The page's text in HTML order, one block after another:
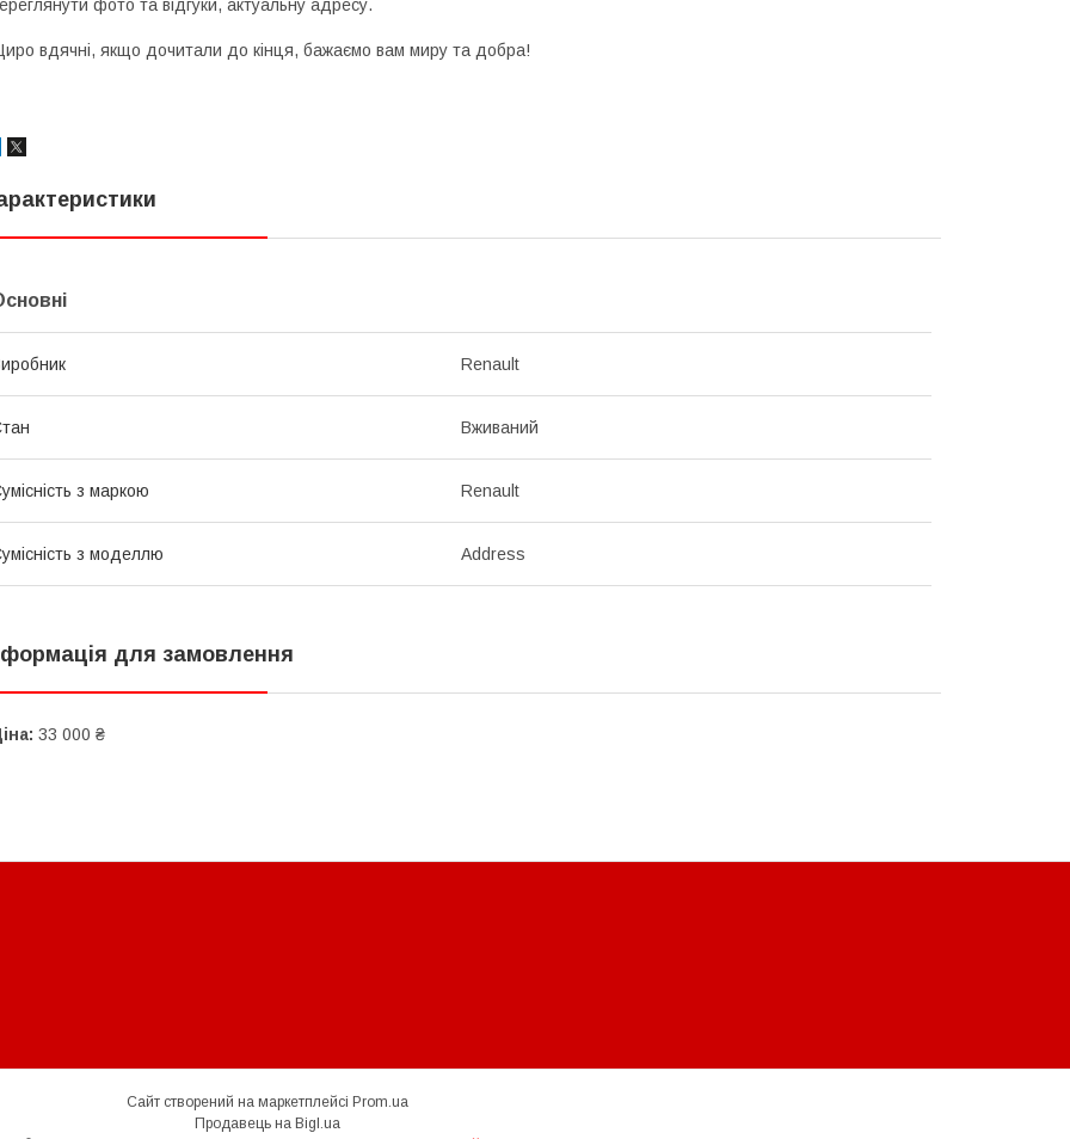
фото та відгуки, актуальну адресу.
вдячні, якщо дочитали до кінця, бажаємо вам миру та добра!
Renault
Вживаний
з маркою Renault
з моделлю Address
для замовлення
33 000 ₴
Сайт створений на маркетплейсі Prom.ua
Продавець на Bigl.ua